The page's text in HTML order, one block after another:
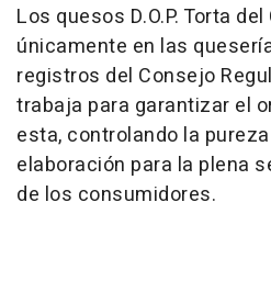
Los quesos D.O.P. Torta
únicamente en las
registros del Consejo
trabaja para garantizar el
esta, controlando la
elaboración para la plena
de los consumidores.